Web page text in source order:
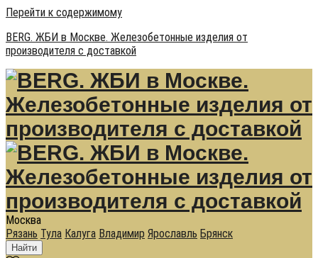
Перейти к содержимому
BERG. ЖБИ в Москве. Железобетонные изделия от
производителя с доставкой
Москва
Рязань Тула Калуга Владимир Ярославль Брянск
Найти